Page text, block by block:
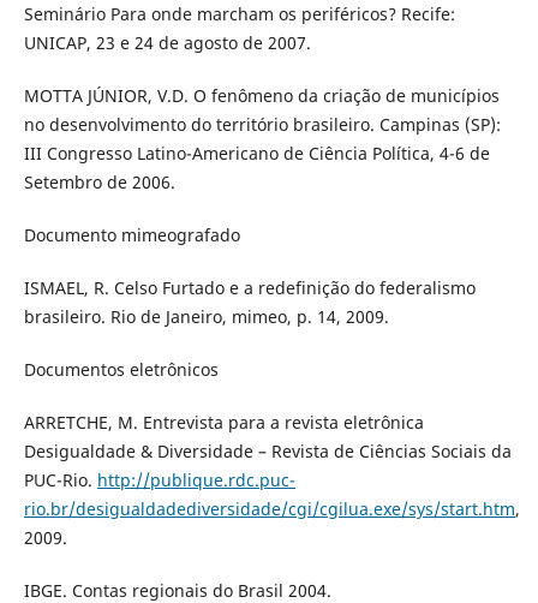
Seminário Para onde marcham os periféricos? Recife:
UNICAP, 23 e 24 de agosto de 2007.
MOTTA JÚNIOR, V.D. O fenômeno da criação de municípios
no desenvolvimento do território brasileiro. Campinas (SP):
III Congresso Latino-Americano de Ciência Política, 4-6 de
Setembro de 2006.
Documento mimeografado
ISMAEL, R. Celso Furtado e a redefinição do federalismo
brasileiro. Rio de Janeiro, mimeo, p. 14, 2009.
Documentos eletrônicos
ARRETCHE, M. Entrevista para a revista eletrônica
Desigualdade & Diversidade – Revista de Ciências Sociais da
PUC-Rio. http://publique.rdc.puc-
rio.br/desigualdadediversidade/cgi/cgilua.exe/sys/start.htm,
2009.
IBGE. Contas regionais do Brasil 2004.